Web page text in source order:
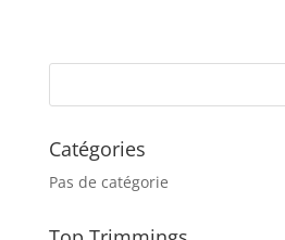
Catégories
Pas de catégorie